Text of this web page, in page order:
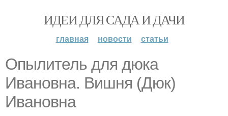
ИДЕИ ДЛЯ САДА И ДАЧИ
главная новости статьи
Опылитель для дюка
Ивановна. Вишня (Дюк)
Ивановна